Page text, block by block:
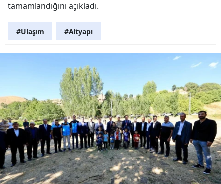
tamamlandığını açıkladı.
#Ulaşım #Altyapı